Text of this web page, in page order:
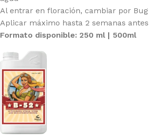
Al entrar en floración, cambiar por Bug
Aplicar máximo hasta 2 semanas antes
Formato disponible: 250 ml | 500ml